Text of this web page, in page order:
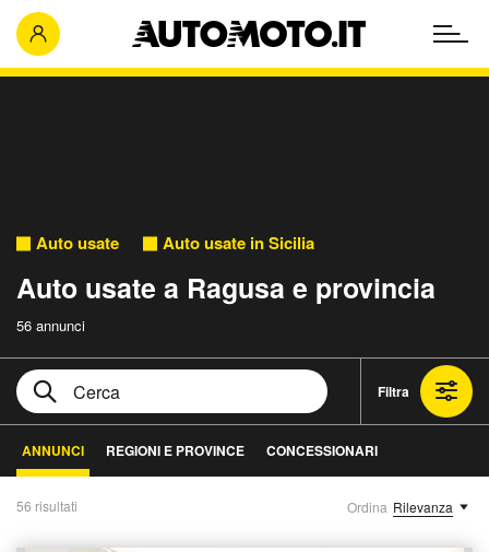
Auto usate Auto usate in Sicilia
Auto usate a Ragusa e provincia
56 annunci
Filtra
ANNUNCI REGIONI E PROVINCE CONCESSIONARI
56 risultati Ordina Rilevanza